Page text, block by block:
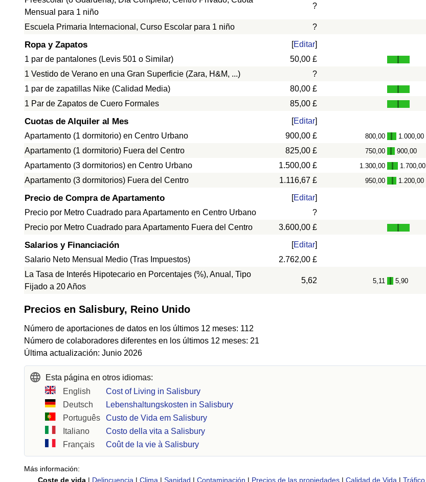
Mensual para 1 niño
?
Escuela Primaria Internacional, Curso Escolar para 1 niño ?
Ropa y Zapatos [Editar]
1 par de pantalones (Levis 501 o Similar)
50,00 £
1 Vestido de Verano en una Gran Superficie (Zara, H&M, ...)
?
1 par de zapatillas Nike (Calidad Media)
80,00 £
1 Par de Zapatos de Cuero Formales
85,00 £
Cuotas de Alquiler al Mes [Editar]
Apartamento (1 dormitorio) en Centro Urbano
900,00 £ 800,00 - 1.000,00
Apartamento (1 dormitorio) Fuera del Centro 825,00 £ 750,00 - 900,00
Apartamento (3 dormitorios) en Centro Urbano 1.500,00 £ 1.300,00 - 1.700,00
Apartamento (3 dormitorios) Fuera del Centro 1.116,67 £ 950,00 - 1.200,00
Precio de Compra de Apartamento [Editar]
Precio por Metro Cuadrado para Apartamento en Centro Urbano
?
Precio por Metro Cuadrado para Apartamento Fuera del Centro
3.600,00 £
Salarios y Financiación [Editar]
Salario Neto Mensual Medio (Tras Impuestos)
2.762,00 £
La Tasa de Interés Hipotecario en Porcentajes (%), Anual, Tipo
Fijado a 20 Años
5,62 5,11 - 5,90
Precios en Salisbury, Reino Unido
Número de aportaciones de datos en los últimos 12 meses: 112
Número de colaboradores diferentes en los últimos 12 meses: 21
Última actualización: Junio 2026
Esta página en otros idiomas:
English
Cost of Living in Salisbury
Deutsch
Lebenshaltungskosten in Salisbury
Português
Custo de Vida em Salisbury
Italiano
Costo della vita a Salisbury
Français
Coût de la vie à Salisbury
Más información:
Coste de vida | Delincuencia | Clima | Sanidad | Contaminación | Precios de las propiedades | Calidad de Vida | Tráfico